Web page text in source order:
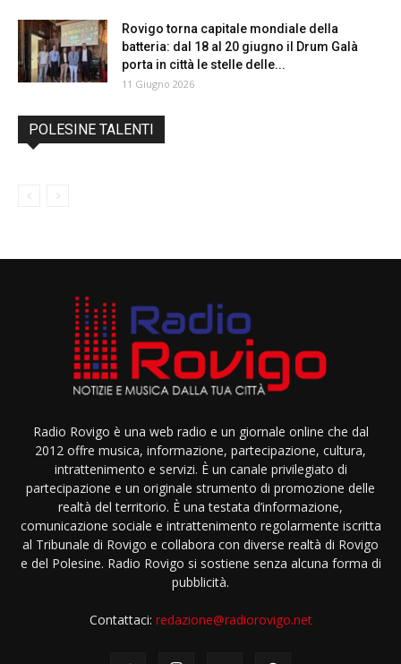
Rovigo torna capitale mondiale della
batteria: dal 18 al 20 giugno il Drum Galà
porta in città le stelle delle...
11 Giugno 2026
POLESINE TALENTI
Radio Rovigo è una web radio e un giornale online che dal
2012 offre musica, informazione, partecipazione, cultura,
intrattenimento e servizi. È un canale privilegiato di
partecipazione e un originale strumento di promozione delle
realtà del territorio. È una testata d’informazione,
comunicazione sociale e intrattenimento regolarmente iscritta
al Tribunale di Rovigo e collabora con diverse realtà di Rovigo
e del Polesine. Radio Rovigo si sostiene senza alcuna forma di
pubblicità.
Contattaci: redazione@radiorovigo.net